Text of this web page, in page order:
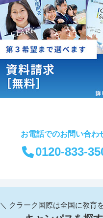
お電話でのお問い合わ
0120-833-
＼ クラーク国際は全国に教育